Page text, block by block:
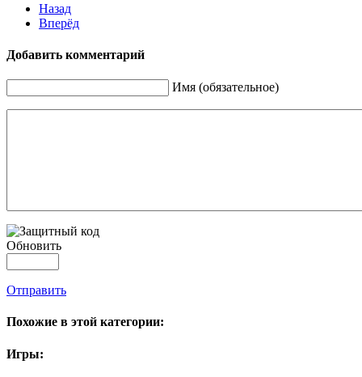
Назад
Вперёд
Добавить комментарий
Имя (обязательное)
Обновить
Отправить
Похожие в этой категории:
Игры: